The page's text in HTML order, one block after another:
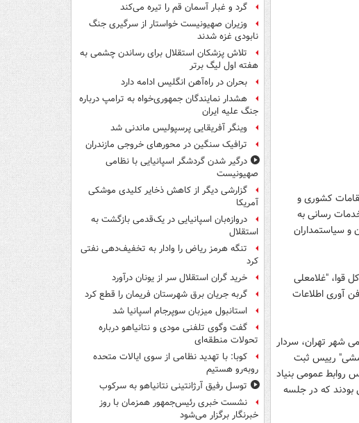
کشوری و
رسانی به
و سیاستمداران
قوا، "غلامعلی
آوری اطلاعات
شهر تهران، سردار
رییس ثبت
روابط عمومی بنیاد
بودند که در جلسه
گرد و غبار آسمان قم را تیره می‌کند
وزیران صهیونیست خواستار از سرگیری جنگ
نابودی غزه شدند
تلاش پزشکان استقلال برای رساندن چشمی به
هفته اول لیگ برتر
بحران در راه‌آهن انگلیس ادامه دارد
هشدار نمایندگان جمهوری‌خواه به ترامپ درباره
جنگ علیه ایران
وینگر آفریقایی پرسپولیس ماندنی شد
ترافیک سنگین در محورهای خروجی مازندران
درگیر شدن گردشگر اسپانیایی با نظامی
صهیونیست
گزارشی دیگر از کاهش ذخایر کلیدی موشکی
آمریکا
دروازه‌بان اسپانیایی در یک‌قدمی بازگشت به
استقلال
تنگه هرمز ریاض را وادار به تخفیف‌دهی نفتی
کرد
خرید گران استقلال سر از یونان درآورد
گربه جریان برق شهرستان فریمان را قطع کرد
استانبول میزبان سوپرجام اسپانیا شد
گفت وگوی تلفنی مودی و نتانیاهو درباره
تحولات منطقه‌ای
کوبا: با تهدید نظامی از سوی ایالات متحده
روبه‌رو هستیم
توسل رفیق آرژانتینی نتانیاهو به سرکوب
نشست خبری رئیس‌جمهور همزمان با روز
خبرنگار برگزار می‌شود